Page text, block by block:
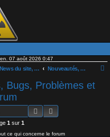
07 août 2026 0:47
News du site, du forum et les actualités OPEL Nouveautés, Propositions, Bugs, Problèmes et tout ce qui concerne le forum
Bugs, Problèmes et
Rechercher
1 sur 1
ce qui concerne le forum